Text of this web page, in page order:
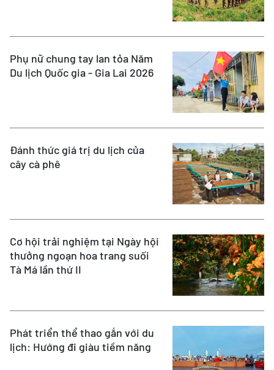
Phụ nữ chung tay lan tỏa Năm
Du lịch Quốc gia - Gia Lai 2026
Đánh thức giá trị du lịch của
cây cà phê
Cơ hội trải nghiệm tại Ngày hội
thưởng ngoạn hoa trang suối
Tà Má lần thứ II
Phát triển thể thao gắn với du
lịch: Hướng đi giàu tiềm năng